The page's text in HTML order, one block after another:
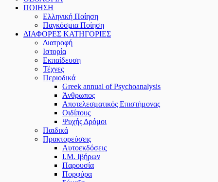
ΠΟΙΗΣΗ
Ελληνική Ποίηση
Παγκόσμια Ποίηση
ΔΙΑΦΟΡΕΣ ΚΑΤΗΓΟΡΙΕΣ
Διατροφή
Ιστορία
Εκπαίδευση
Τέχνες
Περιοδικά
Greek annual of Psychoanalysis
Άνθρωπος
Αποτελεσματικός Επιστήμονας
Οιδίπους
Ψυχής Δρόμοι
Παιδικά
Πρακτoρεύσεις
Αυτοεκδόσεις
Ι.Μ. Ιβήρων
Παρουσία
Πορφύρα